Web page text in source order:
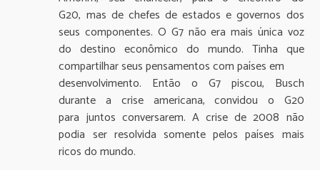
G20, mas de chefes de estados e governos dos
seus componentes. O G7 não era mais única voz
do destino econômico do mundo. Tinha que
compartilhar seus pensamentos com países em
desenvolvimento. Então o G7 piscou, Busch
durante a crise americana, convidou o G20
para juntos conversarem. A crise de 2008 não
podia ser resolvida somente pelos países mais
ricos do mundo.